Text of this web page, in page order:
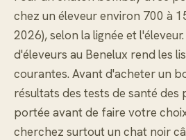
chez un éleveur environ 700 à
2026), selon la lignée et
d'éleveurs au Benelux rend les
courantes. Avant d'acheter un
résultats des tests de santé des
portée avant de faire votre
cherchez surtout un chat noir